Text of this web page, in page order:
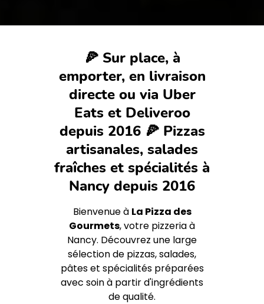
🍕 Sur place, à
emporter, en livraison
directe ou via Uber
Eats et Deliveroo
depuis 2016 🍕 Pizzas
artisanales, salades
fraîches et spécialités à
Nancy depuis 2016
Bienvenue à La Pizza des
Gourmets, votre pizzeria à
Nancy. Découvrez une large
sélection de pizzas, salades,
pâtes et spécialités préparées
avec soin à partir d'ingrédients
de qualité.